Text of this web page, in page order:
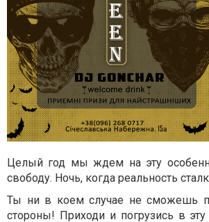
Целый год мы ждем на эту
свободу. Ночь, когда реальность
Ты ни в коем случае не сможешь
стороны! Приходи и погрузись в